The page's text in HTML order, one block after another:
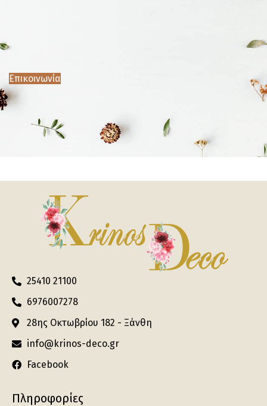
Επικοινωνία
25410 21100
6976007278
28ης Οκτωβρίου 182 - Ξάνθη
info@krinos-deco.gr
Facebook
Πληροφορίες